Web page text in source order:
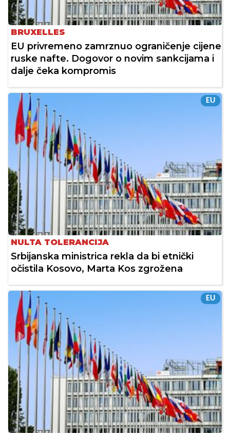
BRUXELLES
EU privremeno zamrznuo ograničenje cijene
ruske nafte. Dogovor o novim sankcijama i
dalje čeka kompromis
EU
NULTA TOLERANCIJA
Srbijanska ministrica rekla da bi etnički
očistila Kosovo, Marta Kos zgrožena
EU